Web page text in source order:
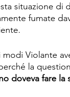
situazione di
fumate
Violante
la
doveva fare la